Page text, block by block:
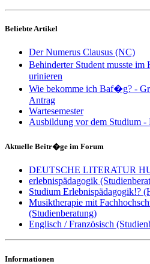
Beliebte Artikel
Der Numerus Clausus (NC)
Behinderter Student musste
urinieren
Wie bekomme ich Baf�g? -
Antrag
Wartesemester
Ausbildung vor dem Studium -
Aktuelle Beitr�ge im Forum
DEUTSCHE LITERATUR
erlebnispädagogik
Studium Erlebnispädagogik!?
Musiktherapie mit
(Studienberatung)
Englisch / Französisch
Informationen